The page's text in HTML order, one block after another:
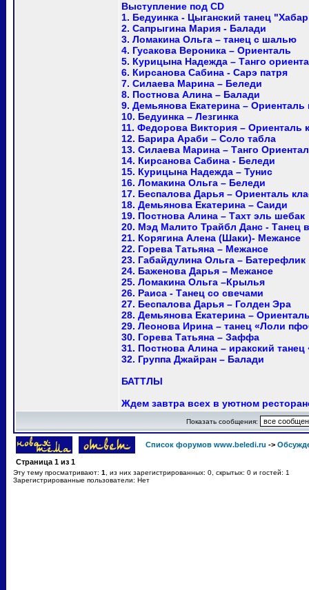
Выступление под CD
1. Бедуинка - Цыганский танец
2. Сапрыгина Мария - Балади
3. Ломакина Ольга – танец с шалью
4. Гусакова Вероника – Ориенталь
5. Курицына Надежда – Танго
6. Кирсанова Сабина - Сарэ патря
7. Силаева Марина – Беледи
8. Постнова Алина – Балади
9. Демьянова Екатерина – Ориенталь
10. Бедуинка – Лезгинка
11. Федорова Виктория – Ориенталь
12. Барира Араби – Соло табла
13. Силаева Марина – Танго
14. Кирсанова Сабина - Беледи
15. Курицына Надежда – Тунис
16. Ломакина Ольга – Беледи
17. Беспалова Дарья – Ориенталь
18. Демьянова Екатерина – Саиди
19. Постнова Алина – Тахт эль шебак
20. Мэд Малито Трайбл Данс - Танец
21. Корягина Алена (Шаки)- Межансе
22. Горева Татьяна – Межансе
23. Габайдулина Ольга – Батерефлик
24. Баженова Дарья – Межансе
25. Ломакина Ольга –Крылья
26. Раиса - Танец со свечами
27. Беспалова Дарья – Голден Эра
28. Демьянова Екатерина –
29. Леонова Ирина – танец «Лоли
30. Горева Татьяна – Заффа
31. Постнова Алина – иракский танец
32. Группа Джайран – Балади
БАТТЛЫ
Ждем завтра всех в уютном
Показать сообщения:
Список форумов www.beledi.ru ->
Страница 1 из 1
Эту тему просматривают: 1
, из них зарегистрированных: 0, скрытых: 0 и гостей: 1
Зарегистрированные пользователи: Нет